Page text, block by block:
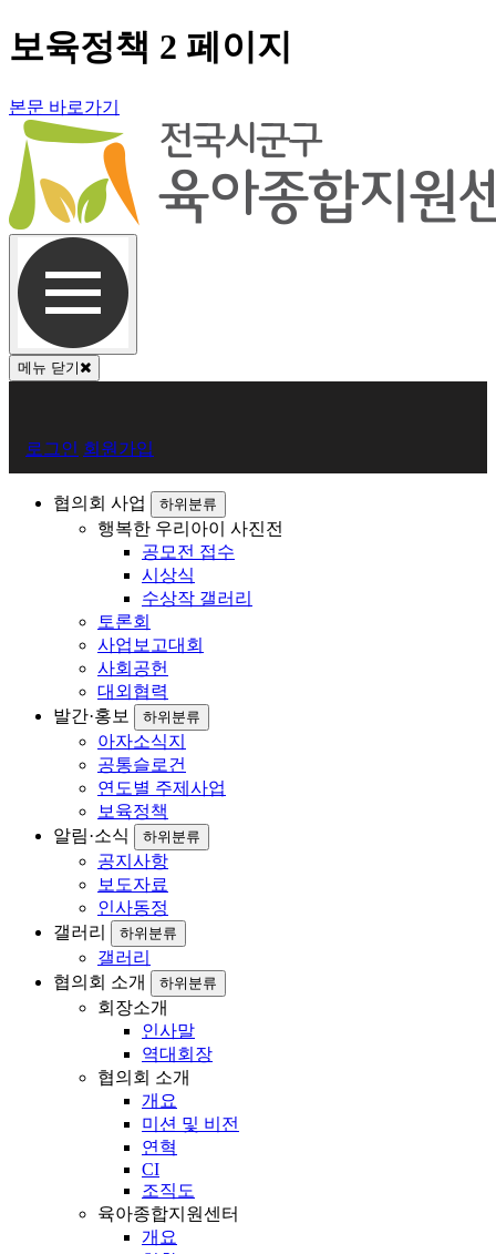
보육정책 2 페이지
본문 바로가기
메뉴 닫기
원
로
로그인 회원가입
협의회 사업 하위분류
행복한 우리아이 사진전
공모전 접수
시상식
수상작 갤러리
토론회
사업보고대회
사회공헌
대외협력
발간·홍보
하위분류
아자소식지
공통슬로건
연도별 주제사업
보육정책
알림·소식
하위분류
공지사항
보도자료
인사동정
갤러리
하위분류
갤러리
협의회 소개
하위분류
회장소개
인사말
역대회장
협의회 소개
개요
미션 및 비전
연혁
CI
조직도
육아종합지원센터
개요